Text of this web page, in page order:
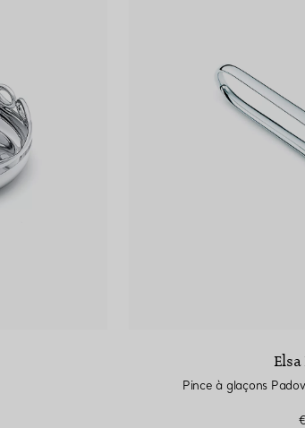
Pince à glaçons